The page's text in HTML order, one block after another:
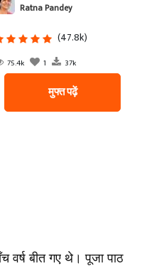
Ratna Pandey
(47.8k)
75.4k 1 37k
मुफ्त पढ़ें
वर्ष बीत गए थे। पूजा पाठ